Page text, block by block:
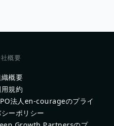
概要
概要
規約
法人en-courageのプライ
ーポリシー